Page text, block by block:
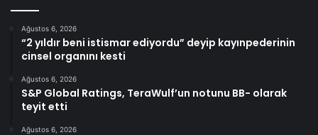
Ağustos 6, 2026
“2 yıldır beni istismar ediyordu” deyip kayınpederinin
cinsel organını kesti
Ağustos 6, 2026
S&P Global Ratings, TeraWulf’un notunu BB- olarak
teyit etti
Ağustos 6, 2026